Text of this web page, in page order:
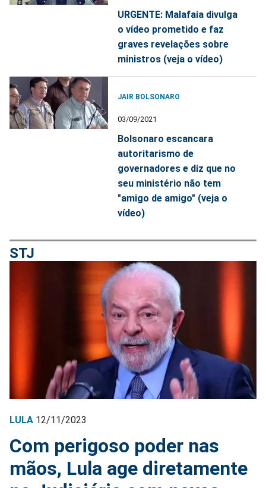
URGENTE: Malafaia divulga
o vídeo prometido e faz
graves revelações sobre
ministros (veja o vídeo)
JAIR BOLSONARO
03/09/2021
Bolsonaro escancara
autoritarismo de
governadores e diz que no
seu ministério não tem
"amigo de amigo" (veja o
vídeo)
STJ
LULA 12/11/2023
Com perigoso poder nas
mãos, Lula age diretamente